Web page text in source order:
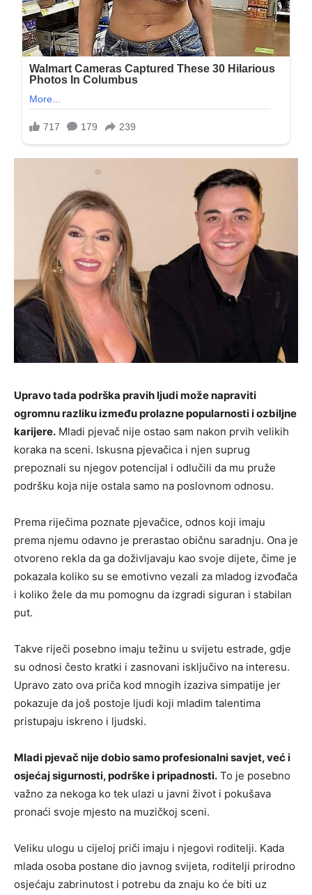
Upravo tada podrška pravih ljudi može napraviti
ogromnu razliku između prolazne popularnosti i ozbiljne
karijere. Mladi pjevač nije ostao sam nakon prvih velikih
koraka na sceni. Iskusna pjevačica i njen suprug
prepoznali su njegov potencijal i odlučili da mu pruže
podršku koja nije ostala samo na poslovnom odnosu.
Prema riječima poznate pjevačice, odnos koji imaju
prema njemu odavno je prerastao običnu saradnju. Ona je
otvoreno rekla da ga doživljavaju kao svoje dijete, čime je
pokazala koliko su se emotivno vezali za mladog izvođača
i koliko žele da mu pomognu da izgradi siguran i stabilan
put.
Takve riječi posebno imaju težinu u svijetu estrade, gdje
su odnosi često kratki i zasnovani isključivo na interesu.
Upravo zato ova priča kod mnogih izaziva simpatije jer
pokazuje da još postoje ljudi koji mladim talentima
pristupaju iskreno i ljudski.
Mladi pjevač nije dobio samo profesionalni savjet, već i
osjećaj sigurnosti, podrške i pripadnosti. To je posebno
važno za nekoga ko tek ulazi u javni život i pokušava
pronaći svoje mjesto na muzičkoj sceni.
Veliku ulogu u cijeloj priči imaju i njegovi roditelji. Kada
mlada osoba postane dio javnog svijeta, roditelji prirodno
osjećaju zabrinutost i potrebu da znaju ko će biti uz